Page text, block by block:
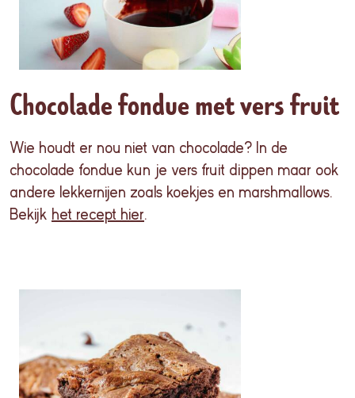
Chocolade fondue met vers fruit
Wie houdt er nou niet van chocolade? In de
chocolade fondue kun je vers fruit dippen maar ook
andere lekkernijen zoals koekjes en marshmallows.
Bekijk het recept hier.